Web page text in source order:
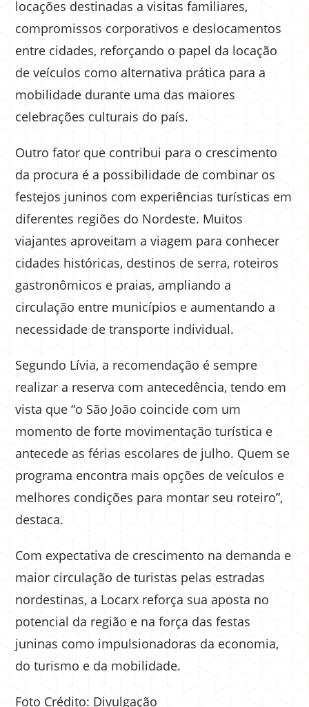
locações destinadas a visitas familiares,
compromissos corporativos e deslocamentos
entre cidades, reforçando o papel da locação
de veículos como alternativa prática para a
mobilidade durante uma das maiores
celebrações culturais do país.
Outro fator que contribui para o crescimento
da procura é a possibilidade de combinar os
festejos juninos com experiências turísticas em
diferentes regiões do Nordeste. Muitos
viajantes aproveitam a viagem para conhecer
cidades históricas, destinos de serra, roteiros
gastronômicos e praias, ampliando a
circulação entre municípios e aumentando a
necessidade de transporte individual.
Segundo Lívia, a recomendação é sempre
realizar a reserva com antecedência, tendo em
vista que “o São João coincide com um
momento de forte movimentação turística e
antecede as férias escolares de julho. Quem se
programa encontra mais opções de veículos e
melhores condições para montar seu roteiro”,
destaca.
Com expectativa de crescimento na demanda e
maior circulação de turistas pelas estradas
nordestinas, a Locarx reforça sua aposta no
potencial da região e na força das festas
juninas como impulsionadoras da economia,
do turismo e da mobilidade.
Foto Crédito: Divulgação